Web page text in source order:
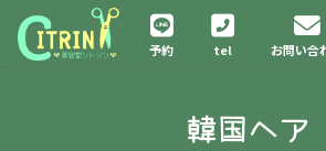
予約 tel お問い合
韓国ヘア